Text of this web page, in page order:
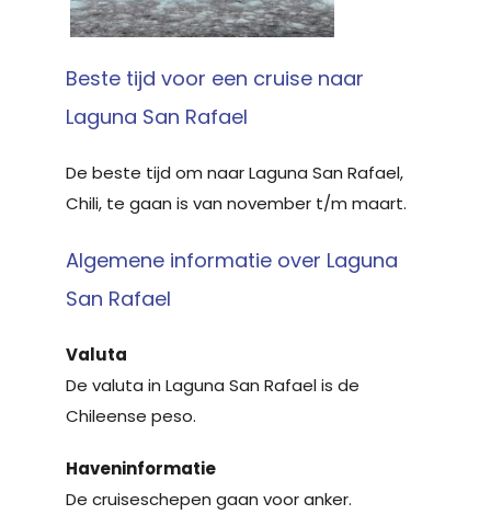
Beste tijd voor een cruise naar
Laguna San Rafael
De beste tijd om naar Laguna San Rafael,
Chili, te gaan is van november t/m maart.
Algemene informatie over Laguna
San Rafael
Valuta
De valuta in Laguna San Rafael is de
Chileense peso.
Haveninformatie
De cruiseschepen gaan voor anker.